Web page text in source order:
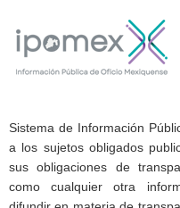
Sistema de Información
a los sujetos obligados
sus obligaciones de
como cualquier otra